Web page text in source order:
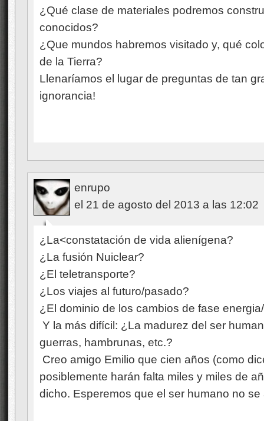
¿Qué clase de materiales podremos
conocidos?
¿Que mundos habremos visitado y, qué
de la Tierra?
Llenaríamos el lugar de preguntas de tan
ignorancia!
enrupo
el 21 de agosto del 2013 a las 12:02
¿La<constatación de vida alienígena?
¿La fusión Nuiclear?
¿El teletransporte?
¿Los viajes al futuro/pasado?
¿El dominio de los cambios de fase
Y la más difícil: ¿La madurez del ser
guerras, hambrunas, etc.?
Creo amigo Emilio que cien años (como
posiblemente harán falta miles y miles de
dicho. Esperemos que el ser humano no